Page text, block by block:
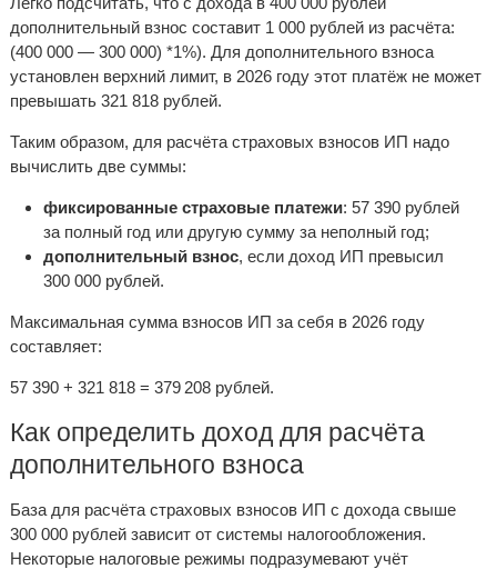
дополнительный взнос составит 1 000 рублей из расчёта:
(400 000 — 300 000) *1%). Для дополнительного взноса
установлен верхний лимит, в 2026 году этот платёж не может
превышать 321 818 рублей.
Таким образом, для расчёта страховых взносов ИП надо
вычислить две суммы:
фиксированные страховые платежи: 57 390 рублей
за полный год или другую сумму за неполный год;
дополнительный взнос, если доход ИП превысил
300 000 рублей.
Максимальная сумма взносов ИП за себя в 2026 году
составляет:
57 390 + 321 818 = 379 208 рублей.
Как определить доход для расчёта
дополнительного взноса
База для расчёта страховых взносов ИП с дохода свыше
300 000 рублей зависит от системы налогообложения.
Некоторые налоговые режимы подразумевают учёт